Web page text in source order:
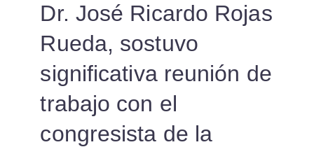
Dr. José Ricardo Rojas
Rueda, sostuvo
significativa reunión de
trabajo con el
congresista de la